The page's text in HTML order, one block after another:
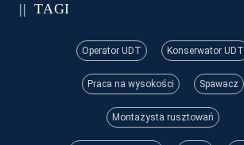
TAGI
Operator UDT Konserwator UDT
Praca na wysokości Spawacz
Montażysta rusztowań